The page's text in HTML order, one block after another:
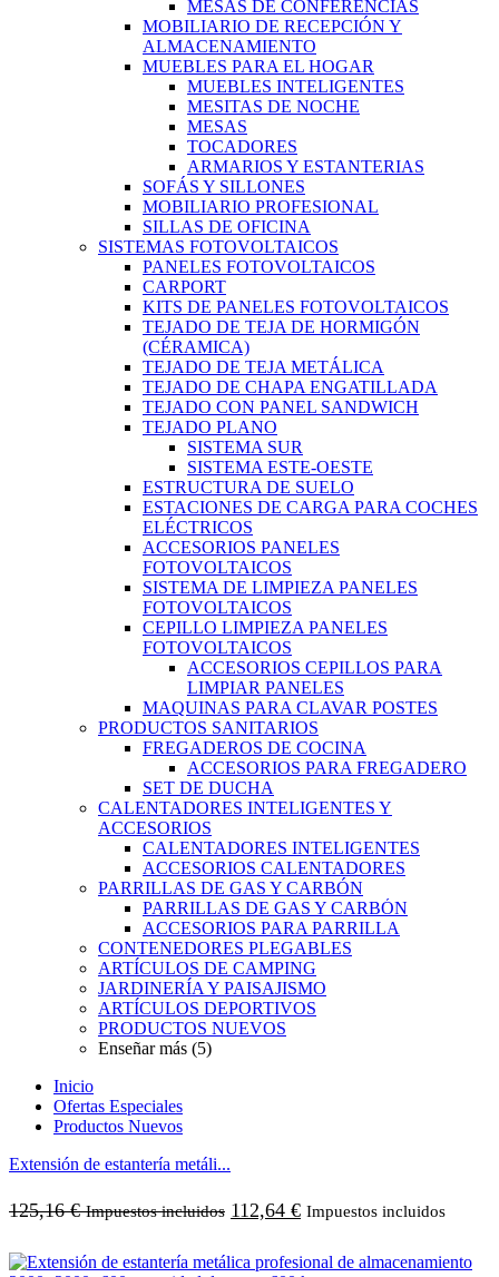
MESAS DE CONFERENCIAS
MOBILIARIO DE RECEPCIÓN Y
ALMACENAMIENTO
MUEBLES PARA EL HOGAR
MUEBLES INTELIGENTES
MESITAS DE NOCHE
MESAS
TOCADORES
ARMARIOS Y ESTANTERIAS
SOFÁS Y SILLONES
MOBILIARIO PROFESIONAL
SILLAS DE OFICINA
SISTEMAS FOTOVOLTAICOS
PANELES FOTOVOLTAICOS
CARPORT
KITS DE PANELES FOTOVOLTAICOS
TEJADO DE TEJA DE HORMIGÓN
(CÉRAMICA)
TEJADO DE TEJA METÁLICA
TEJADO DE CHAPA ENGATILLADA
TEJADO CON PANEL SANDWICH
TEJADO PLANO
SISTEMA SUR
SISTEMA ESTE-OESTE
ESTRUCTURA DE SUELO
ESTACIONES DE CARGA PARA COCHES
ELÉCTRICOS
ACCESORIOS PANELES
FOTOVOLTAICOS
SISTEMA DE LIMPIEZA PANELES
FOTOVOLTAICOS
CEPILLO LIMPIEZA PANELES
FOTOVOLTAICOS
ACCESORIOS CEPILLOS PARA
LIMPIAR PANELES
MAQUINAS PARA CLAVAR POSTES
PRODUCTOS SANITARIOS
FREGADEROS DE COCINA
ACCESORIOS PARA FREGADERO
SET DE DUCHA
CALENTADORES INTELIGENTES Y
ACCESORIOS
CALENTADORES INTELIGENTES
ACCESORIOS CALENTADORES
PARRILLAS DE GAS Y CARBÓN
PARRILLAS DE GAS Y CARBÓN
ACCESORIOS PARA PARRILLA
CONTENEDORES PLEGABLES
ARTÍCULOS DE CAMPING
JARDINERÍA Y PAISAJISMO
ARTÍCULOS DEPORTIVOS
PRODUCTOS NUEVOS
Enseñar más (5)
Inicio
Ofertas Especiales
Productos Nuevos
Extensión de estantería metáli...
125,16€ Impuestos incluidos 112,64 € Impuestos incluidos